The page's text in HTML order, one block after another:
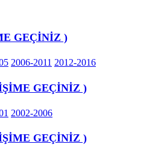
GEÇİNİZ )
2006-2011 2012-2016
GEÇİNİZ )
2002-2006
GEÇİNİZ )